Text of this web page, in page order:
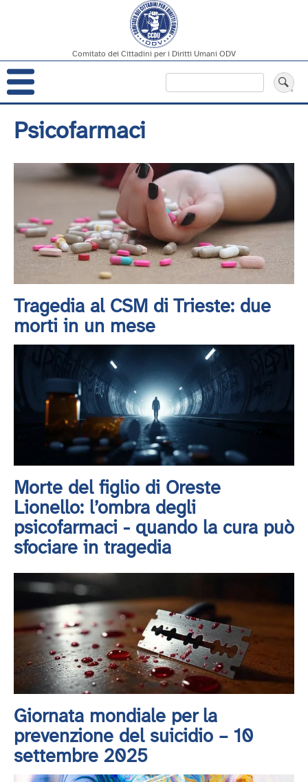
principale
Comitato dei Cittadini per i Diritti Umani ODV
Navigazione
principale
Psicofarmaci
Tragedia al CSM di Trieste: due
morti in un mese
Morte del figlio di Oreste
Lionello: l’ombra degli
psicofarmaci - quando la cura può
sfociare in tragedia
Giornata mondiale per la
prevenzione del suicidio – 10
settembre 2025